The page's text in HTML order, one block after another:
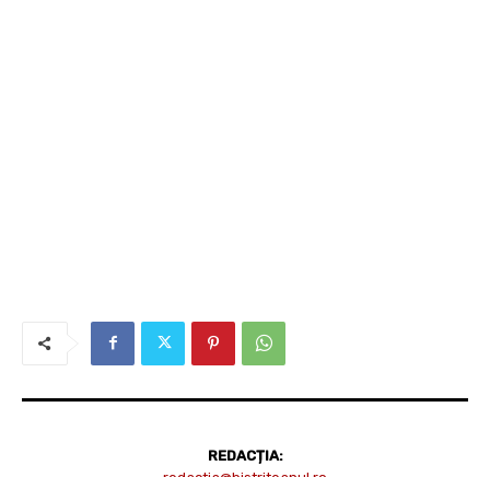
REDACȚIA: